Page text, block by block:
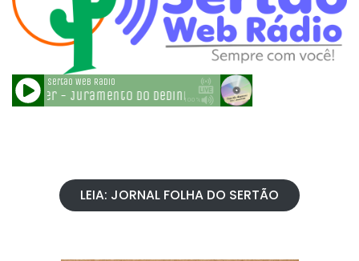
LEIA: JORNAL FOLHA DO SERTÃO